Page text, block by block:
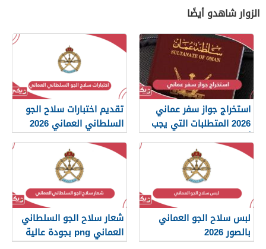
الزوار شاهدو أيضًا
استخراج جواز سفر عماني
2026 المتطلبات التي يجب
أن تعرفها
تقديم اختبارات سلاح الجو
السلطاني العماني 2026
لبس سلاح الجو العماني
بالصور 2026
شعار سلاح الجو السلطاني
العماني png بجودة عالية